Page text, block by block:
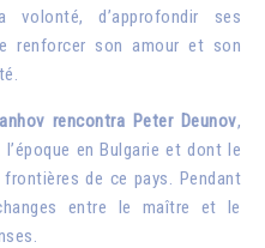
volonté, d’approfondir ses
renforcer son amour et son
rencontra Peter Deunov,
en Bulgarie et dont le
de ce pays. Pendant
entre le maître et le